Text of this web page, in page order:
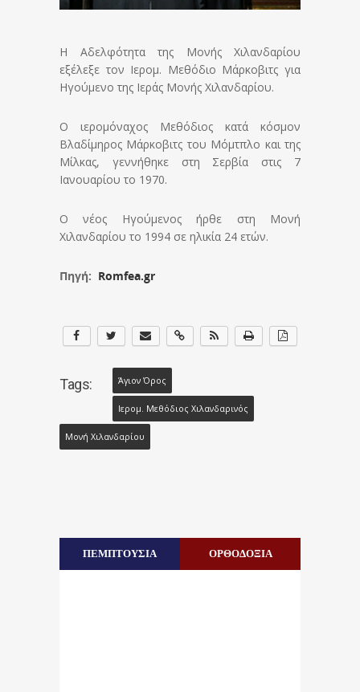
Η Αδελφότητα της Μονής Χιλανδαρίου
εξέλεξε τον Ιερομ. Μεθόδιο Μάρκοβιτς για
Ηγούμενο της Ιεράς Μονής Χιλανδαρίου.
Ο ιερομόναχος Μεθόδιος κατά κόσμον
Βλαδίμηρος Μάρκοβιτς του Μόμτπλο και της
Μίλκας, γεννήθηκε στη Σερβία στις 7
Ιανουαρίου το 1970.
Ο νέος Ηγούμενος ήρθε στη Μονή
Χιλανδαρίου το 1994 σε ηλικία 24 ετών.
Πηγή: Romfea.gr
Tags: Άγιον Όρος
Ιερομ. Μεθόδιος Χιλανδαρινός
Μονή Χιλανδαρίου
ΠΕΜΠΤΟΥΣΙΑ ΟΡΘΟΔΟΞΙΑ